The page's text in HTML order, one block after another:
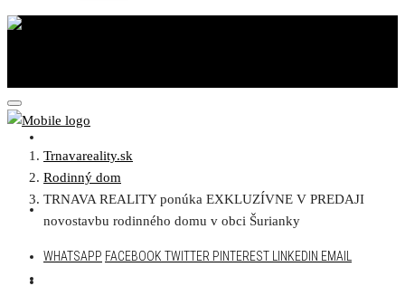
Trnavareality.sk
Rodinný dom
TRNAVA REALITY ponúka EXKLUZÍVNE V PREDAJI
novostavbu rodinného domu v obci Šurianky
WHATSAPP FACEBOOK TWITTER PINTEREST LINKEDIN EMAIL